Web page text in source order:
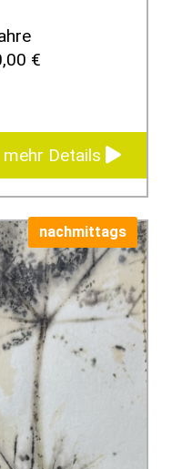
€
mehr Details
nachmittags